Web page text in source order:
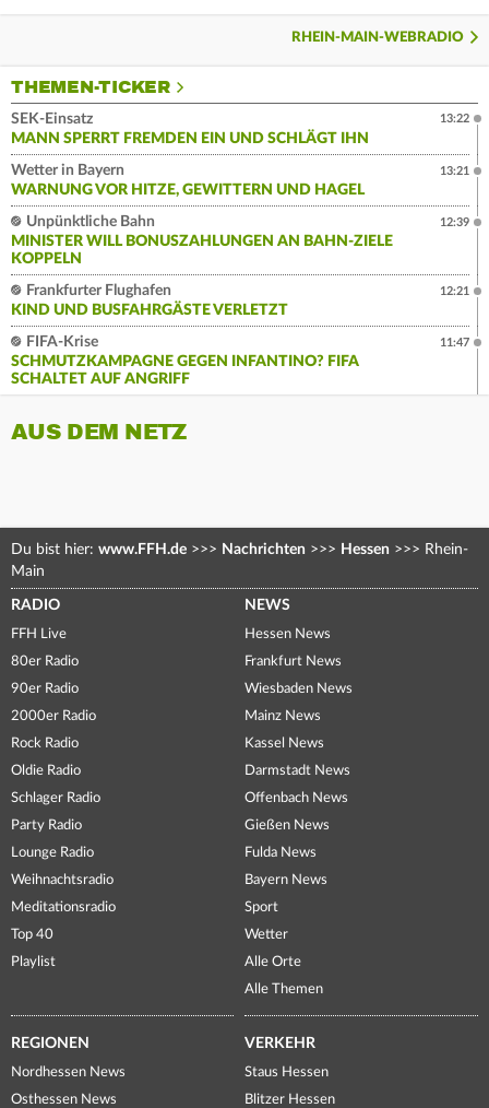
RHEIN-MAIN-WEBRADIO
THEMEN-TICKER
SEK-Einsatz
MANN SPERRT FREMDEN EIN UND SCHLÄGT IHN
13:22
Wetter in Bayern
WARNUNG VOR HITZE, GEWITTERN UND HAGEL
13:21
Unpünktliche Bahn
MINISTER WILL BONUSZAHLUNGEN AN BAHN-ZIELE
KOPPELN
12:39
Frankfurter Flughafen
KIND UND BUSFAHRGÄSTE VERLETZT
12:21
FIFA-Krise
SCHMUTZKAMPAGNE GEGEN INFANTINO? FIFA
SCHALTET AUF ANGRIFF
11:47
AUS DEM NETZ
Du bist hier: www.FFH.de >>> Nachrichten >>> Hessen >>> Rhein-
Main
RADIO
FFH Live
80er Radio
90er Radio
2000er Radio
Rock Radio
Oldie Radio
Schlager Radio
Party Radio
Lounge Radio
Weihnachtsradio
Meditationsradio
Top 40
Playlist
NEWS
Hessen News
Frankfurt News
Wiesbaden News
Mainz News
Kassel News
Darmstadt News
Offenbach News
Gießen News
Fulda News
Bayern News
Sport
Wetter
Alle Orte
Alle Themen
REGIONEN
Nordhessen News
Osthessen News
VERKEHR
Staus Hessen
Blitzer Hessen